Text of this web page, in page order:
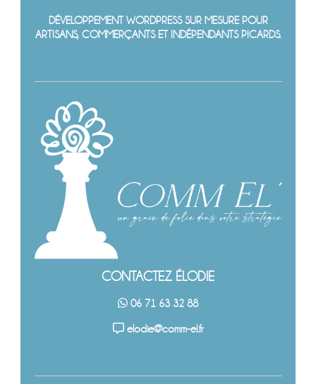
DÉVELOPPEMENT WORDPRESS SUR MESURE POUR
ARTISANS, COMMERÇANTS ET INDÉPENDANTS PICARDS.
CONTACTEZ ÉLODIE
06 71 63 32 88
elodie@comm-el.fr